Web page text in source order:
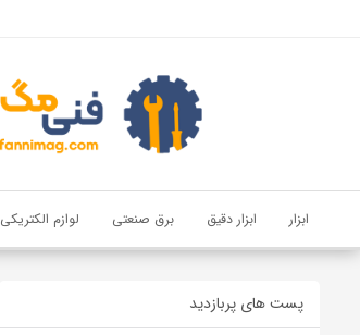
ابزار ابزار دقیق برق صنعتی لوازم الکتریکی
پست های پربازدید